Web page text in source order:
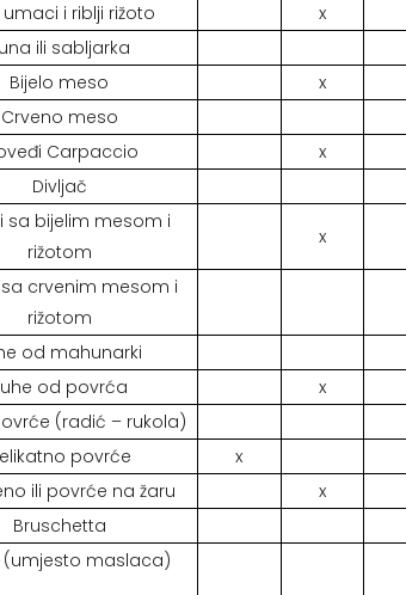
umaci i riblji rižoto
x
ili sabljarka
Bijelo meso
x
Crveno meso
Carpaccio
x
Divljač
sa bijelim mesom i
rižotom
x
crvenim mesom i
rižotom
od mahunarki
od povrća
x
(radić – rukola)
povrće
x
ili povrće na žaru
x
Bruschetta
(umjesto maslaca)